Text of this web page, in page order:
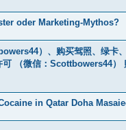
oder Marketing-Mythos?
）、购买驾照、绿卡
（微信：Scottbowers44）
in Qatar Doha